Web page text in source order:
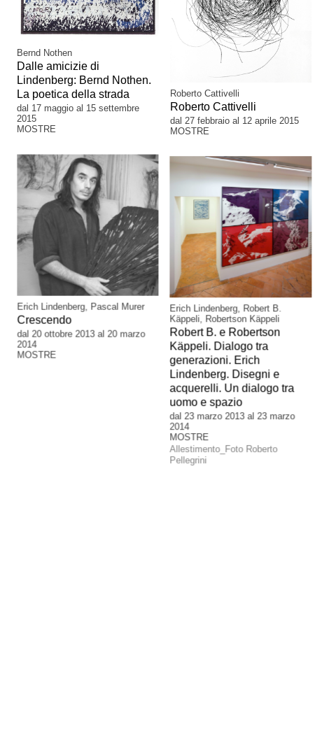
Bernd Nothen
Dalle amicizie di
Lindenberg: Bernd Nothen.
La poetica della strada
dal 17 maggio al 15 settembre
2015
MOSTRE
Roberto Cattivelli
Roberto Cattivelli
dal 27 febbraio al 12 aprile 2015
MOSTRE
Erich Lindenberg, Pascal Murer
Crescendo
dal 20 ottobre 2013 al 20 marzo
2014
MOSTRE
Erich Lindenberg, Robert B.
Käppeli, Robertson Käppeli
Robert B. e Robertson
Käppeli. Dialogo tra
generazioni. Erich
Lindenberg. Disegni e
acquerelli. Un dialogo tra
uomo e spazio
dal 23 marzo 2013 al 23 marzo
2014
MOSTRE
Allestimento_Foto Roberto
Pellegrini